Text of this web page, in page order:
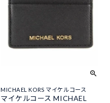
MICHAEL KORS マイケルコース
マイケルコース MICHAEL